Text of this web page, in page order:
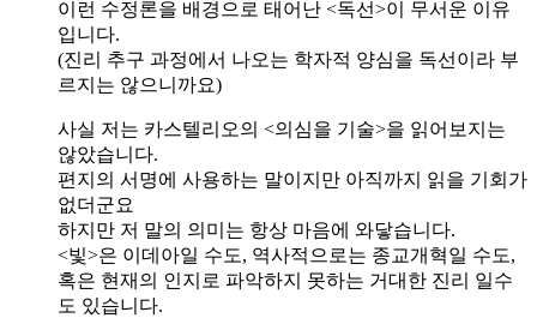
이런 수정론을 배경으로 태어난 <독선>이 무서운 이유
입니다.
(진리 추구 과정에서 나오는 학자적 양심을 독선이라 부
르지는 않으니까요)
사실 저는 카스텔리오의 <의심을 기술>을 읽어보지는
않았습니다.
편지의 서명에 사용하는 말이지만 아직까지 읽을 기회가
없더군요
하지만 저 말의 의미는 항상 마음에 와닿습니다.
<빛>은 이데아일 수도, 역사적으로는 종교개혁일 수도,
혹은 현재의 인지로 파악하지 못하는 거대한 진리 일수
도 있습니다.